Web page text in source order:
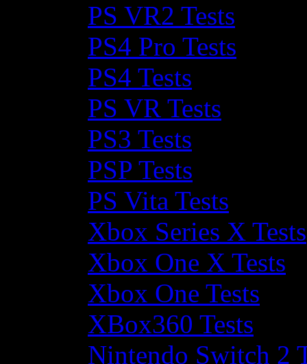
PS VR2 Tests
PS4 Pro Tests
PS4 Tests
PS VR Tests
PS3 Tests
PSP Tests
PS Vita Tests
Xbox Series X Tests
Xbox One X Tests
Xbox One Tests
XBox360 Tests
Nintendo Switch 2